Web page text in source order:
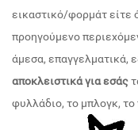
εικαστικό/φορμάτ είτε
προηγούμενο
άμεσα, επαγγελματικά,
αποκλειστικά για εσάς
φυλλάδιο, το μπλογκ, το